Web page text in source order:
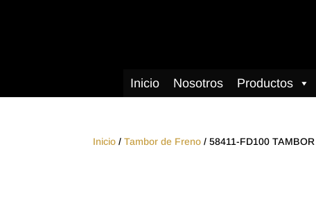
Inicio Nosotros Productos
Inicio /Tambor de Freno / 58411-FD100